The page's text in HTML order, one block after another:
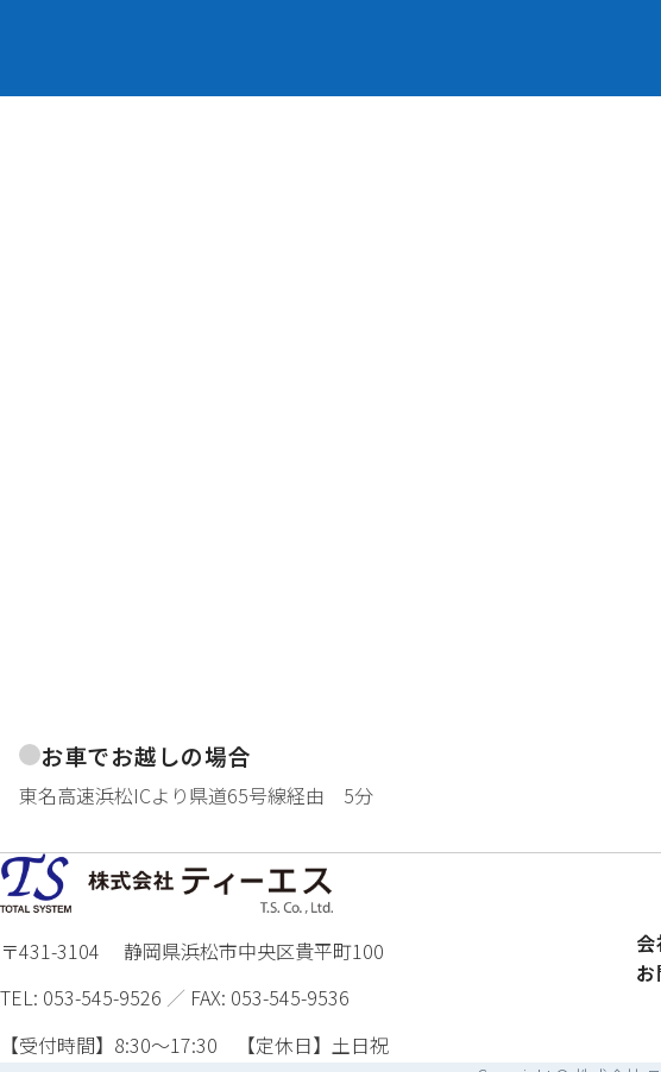
お車でお越しの場合
東名高速浜松ICより県道65号線経由 5分
〒431-3104 静岡県浜松市中央区貴平町100
TEL: 053-545-9526 ／ FAX: 053-545-9536
【受付時間】8:30～17:30 【定休日】土日祝